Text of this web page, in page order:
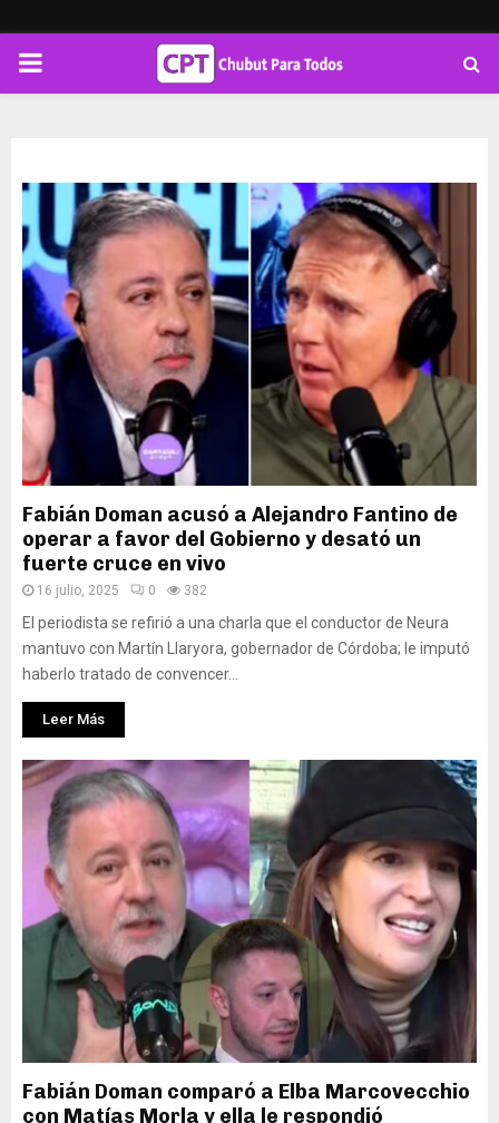
PRIMARY
Fabián Doman acusó a Alejandro Fantino de
operar a favor del Gobierno y desató un
fuerte cruce en vivo
16 julio, 2025 0 382
El periodista se refirió a una charla que el conductor de Neura
mantuvo con Martín Llaryora, gobernador de Córdoba; le imputó
haberlo tratado de convencer...
Leer Más
Fabián Doman comparó a Elba Marcovecchio
con Matías Morla y ella le respondió